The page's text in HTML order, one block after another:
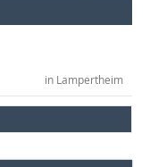
in Lampertheim